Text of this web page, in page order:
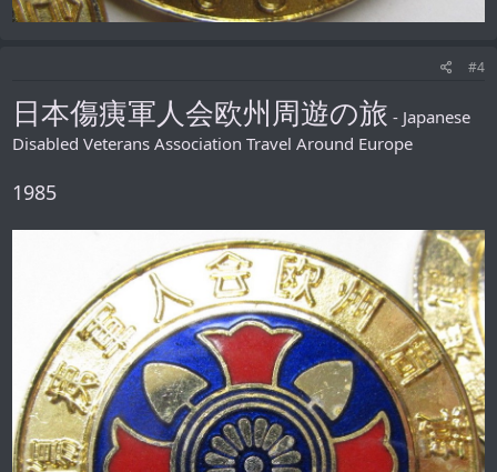
#4
日本傷痍軍人会欧州周遊の旅 - Japanese
Disabled Veterans Association Travel Around Europe
1985